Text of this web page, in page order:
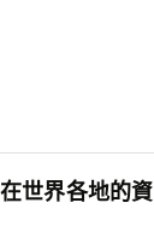
世界各地的資